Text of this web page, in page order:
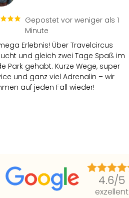
Gepostet vor weniger als 1
Minute
Erlebnis! Über Travelcircus
und gleich zwei Tage Spaß im
Park gehabt. Kurze Wege, super
und ganz viel Adrenalin – wir
auf jeden Fall wieder!
4.6/5
exzellent